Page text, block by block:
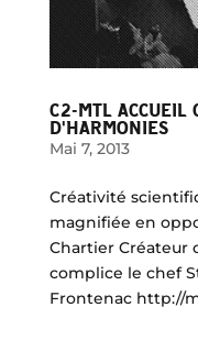
C2-MTL ACCUEIL
D'HARMONIES
Mai 7, 2013
Créativité
magnifiée en
Chartier Créateur
complice le chef
Frontenac http://